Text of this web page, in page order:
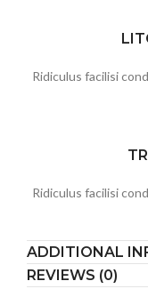
Ridiculus facilisi
Ridiculus facilisi
ADDITIONAL
REVIEWS (0)